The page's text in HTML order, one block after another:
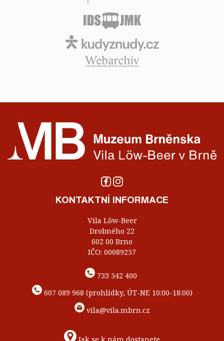
KONTAKTNÍ INFORMACE
Vila Löw-Beer
Drobného 22
602 00 Brno
IČO: 00089257
733 542 400
607 089 968 (prohlídky, ÚT-NE 10:00-18:00)
vila@vila.mbrn.cz
Jak se k nám dostanete